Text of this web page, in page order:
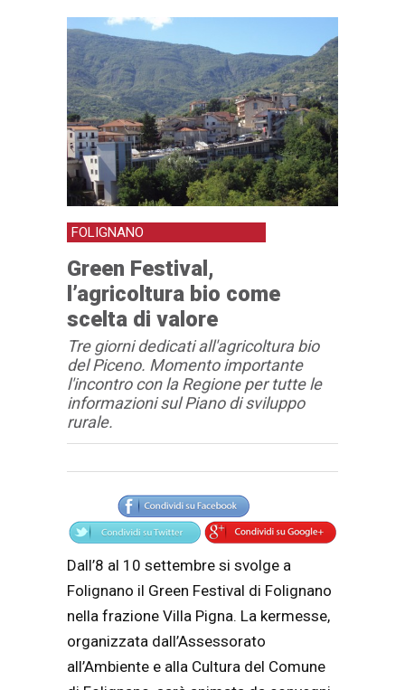
FOLIGNANO
Green Festival,
l’agricoltura bio come
scelta di valore
Tre giorni dedicati all'agricoltura bio
del Piceno. Momento importante
l'incontro con la Regione per tutte le
informazioni sul Piano di sviluppo
rurale.
Articolo
Testo articolo principale
Dall’8 al 10 settembre si svolge a
Folignano il Green Festival di Folignano
nella frazione Villa Pigna. La kermesse,
organizzata dall’Assessorato
all’Ambiente e alla Cultura del Comune